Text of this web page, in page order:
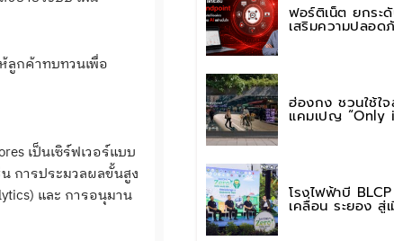
ลูกค้าทบทวนเพื่อ
เป็นเซิร์ฟเวอร์แบบ
การประมวลผลขั้นสูง
และ การอนุมาน
ฟอร์ติเน็ต ยกร
เสริมความปลอด
ฮ่องกง ชวนใช้ใ
แคมเปญ “Only
โรงไฟฟ้าบี
เคลื่อน ระยอง สู่